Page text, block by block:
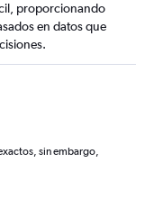
proporcionando
en datos que
sin embargo,